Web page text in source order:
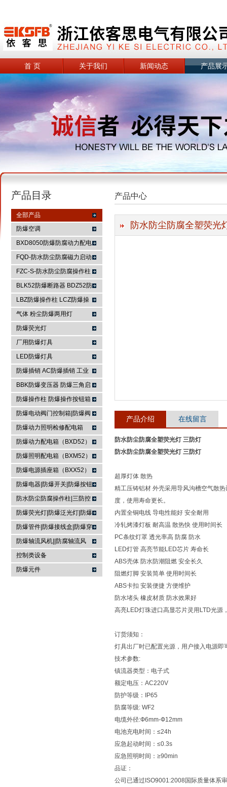
浙江依客思电气有限公司
首 页 关于我们 新闻动态 产品展
产品目录
全部产品
防爆空调
BXD8050防爆防腐动力配电
箱
FQD-防水防尘防腐磁力启动
器
FZC-S-防水防尘防腐操作柱
FXK-S防水防尘防腐控制箱
BLK52防爆断路器 BDZ52防
爆断路器
LBZ防爆操作柱 LCZ防爆操
作柱
气体 粉尘防爆两用灯
防爆荧光灯
厂用防爆灯具
LED防爆灯具
防爆插销 AC防爆插销 工业
插座 防爆防腐插销装置
BBK防爆变压器 防爆三角启
动器 防爆控制箱
防爆操作柱 防爆操作按钮箱
防爆主令控制器
防爆电动阀门控制箱|防爆阀
门箱
防爆动力照明检修配电箱
防爆动力配电箱（BXD52）
防爆照明配电箱（BXM52）
防爆电源插座箱（BXX52）
防爆电器|防爆开关|防爆按钮
防水防尘防腐操作柱|三防控
制箱|
防爆荧光灯|防爆泛光灯|防爆
投光灯▏防爆应急灯
防爆管件|防爆接线盒|防爆穿
线盒|防爆活接头|防爆挠性管
防爆轴流风机||防腐轴流风
机|防爆排风扇
控制类设备
防爆元件
产品中心
防水防尘防腐全塑荧光
产品介绍 在线留言
防水防尘防腐全塑荧光灯 三防灯
防水防尘防腐全塑荧光灯 三防灯
超厚灯体 散热
精工压铸铝材 外壳采用导风沟槽空气散
度，使用寿命更长。
内置全铜电线 导电性能好 安全耐用
冷轧烤漆灯板 耐高温 散热快 使用时间长
PC条纹灯罩 透光率高 防腐 防水
LED灯管 高亮节能LED芯片 寿命长
ABS壳体 防水防潮阻燃 安全长久
阻燃灯脚 安装简单 使用时间长
ABS卡扣 安装便捷 方便维护
防水堵头 橡皮材质 防水效果好
高亮LED灯珠进口高显芯片灵用LTD光源
订货须知：
灯具出厂时已配置光源，用户接入电源
技术参数:
镇流器类型：电子式
额定电压：AC220V
防护等级：IP65
防腐等级: WF2
电缆外径:Ф6mm-Ф12mm
电池充电时间：≤24h
应急起动时间：≤0.3s
应急照明时间：≥90min
品证：
公司已通过ISO9001:2008国际质量体系